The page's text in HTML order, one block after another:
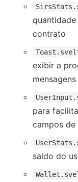
quantidade
contrato
exibir a
para
campos de
saldo do